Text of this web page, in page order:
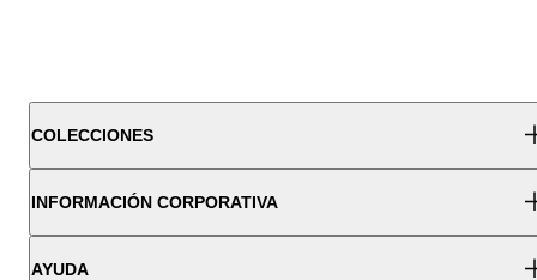
COLECCIONES
INFORMACIÓN CORPORATIVA
AYUDA